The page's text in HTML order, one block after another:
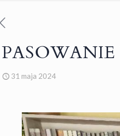
31 maja 2024